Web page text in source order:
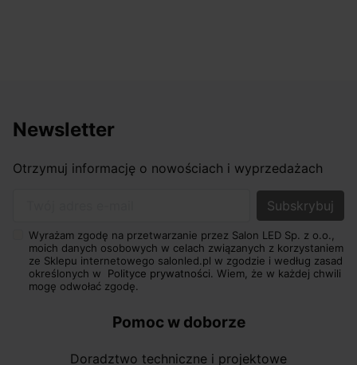
Newsletter
Otrzymuj informację o nowościach i wyprzedażach
Wyrażam zgodę na przetwarzanie przez Salon LED Sp. z o.o.,
moich danych osobowych w celach związanych z korzystaniem
ze Sklepu internetowego salonled.pl w zgodzie i według zasad
określonych w Polityce prywatności. Wiem, że w każdej chwili
mogę odwołać zgodę.
Pomoc w doborze
Doradztwo techniczne i projektowe